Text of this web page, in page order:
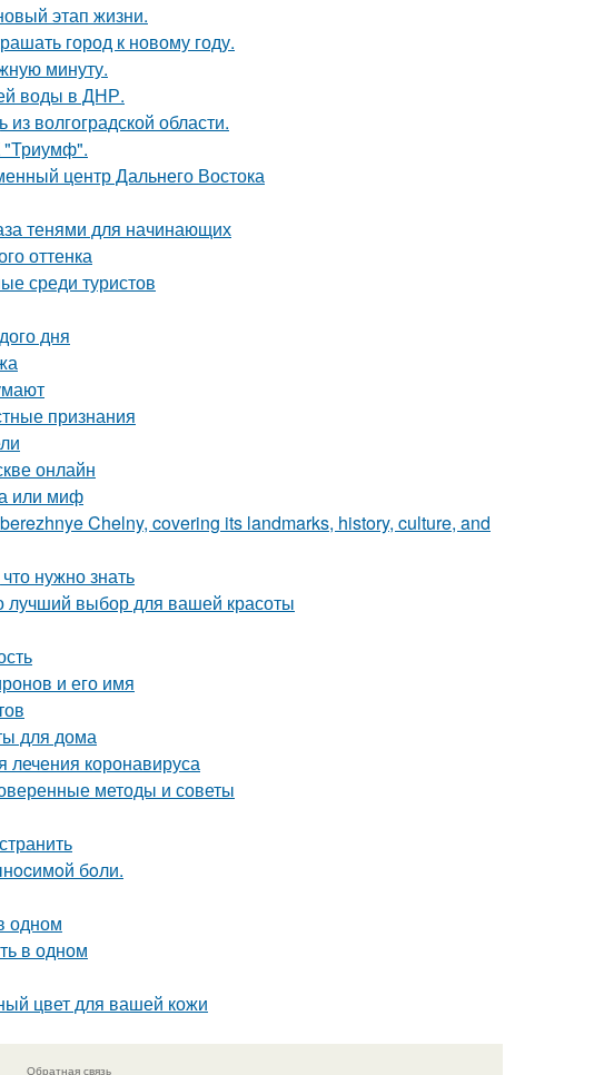
этап жизни.
город к новому году.
минуту.
воды в ДНР.
волгоградской области.
"Триумф".
центр Дальнего Востока
тенями для начинающих
оттенка
среди туристов
дня
признания
онлайн
или миф
Chelny, covering its landmarks, history, culture, and
нужно знать
лучший выбор для вашей красоты
и его имя
для дома
лечения коронавируса
методы и советы
бoли.
одном
в одном
цвет для вашей кожи
Обратная связь